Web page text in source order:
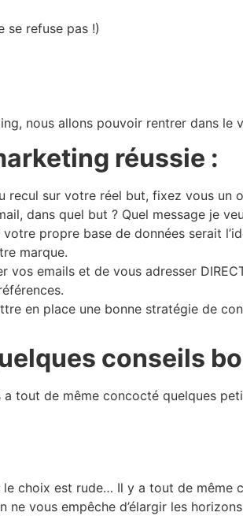
se refuse pas !)
nous allons pouvoir rentrer dans le
réussie :
recul sur votre réel but, fixez vous un
dans quel but ? Quel message je
votre propre base de données serait
marque.
emails et de vous adresser
en place une bonne stratégie de
conseils
a tout de même concocté quelques
choix est rude… Il y a tout de même
vous empêche d’élargir les horizons